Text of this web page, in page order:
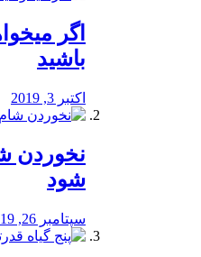
اگر
باشید
اکتبر 3, 2019
نخوردن
‌شود
سپتامبر 26, 2019